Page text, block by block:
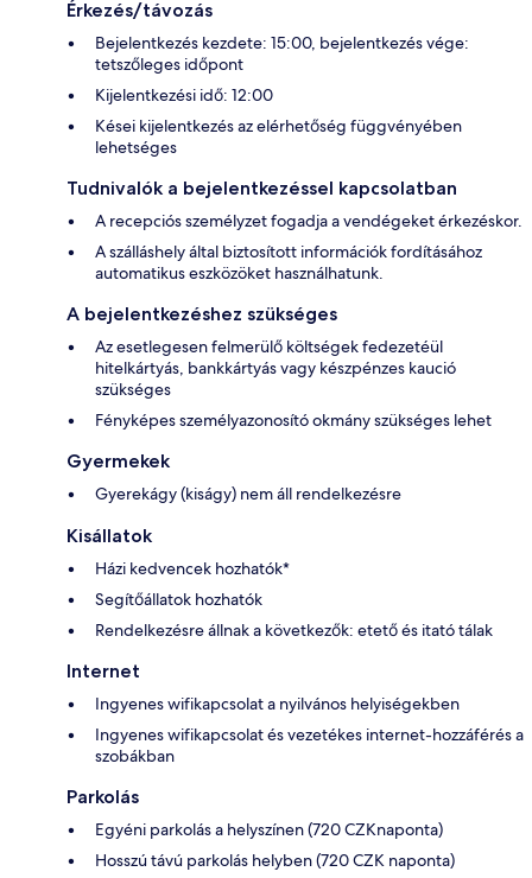
Érkezés/távozás
Bejelentkezés kezdete: 15:00, bejelentkezés vége:
tetszőleges időpont
Kijelentkezési idő: 12:00
Kései kijelentkezés az elérhetőség függvényében
lehetséges
Tudnivalók a bejelentkezéssel kapcsolatban
A recepciós személyzet fogadja a vendégeket érkezéskor.
A szálláshely által biztosított információk fordításához
automatikus eszközöket használhatunk.
A bejelentkezéshez szükséges
Az esetlegesen felmerülő költségek fedezetéül
hitelkártyás, bankkártyás vagy készpénzes kaució
szükséges
Fényképes személyazonosító okmány szükséges lehet
Gyermekek
Gyerekágy (kiságy) nem áll rendelkezésre
Kisállatok
Házi kedvencek hozhatók*
Segítőállatok hozhatók
Rendelkezésre állnak a következők: etető és itató tálak
Internet
Ingyenes wifikapcsolat a nyilvános helyiségekben
Ingyenes wifikapcsolat és vezetékes internet-hozzáférés a
szobákban
Parkolás
Egyéni parkolás a helyszínen (720 CZKnaponta)
Hosszú távú parkolás helyben (720 CZK naponta)